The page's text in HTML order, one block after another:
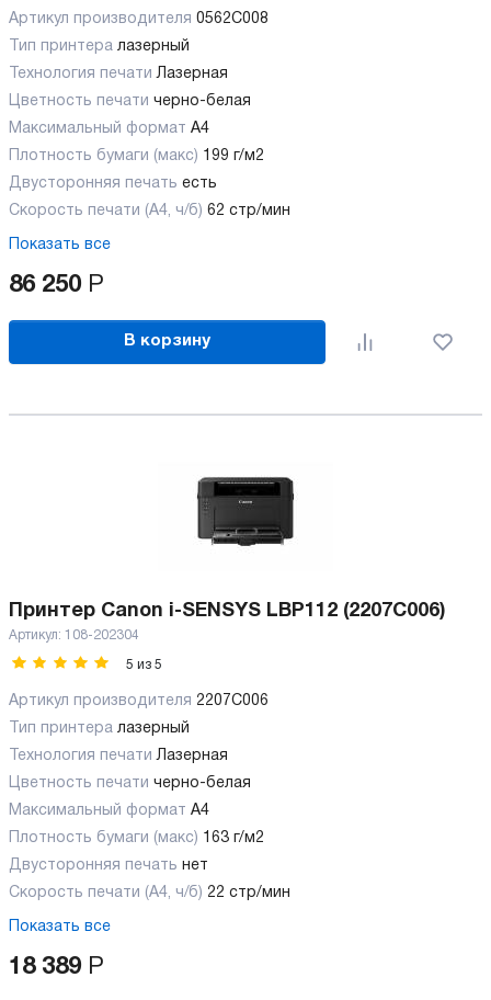
Артикул производителя 0562C008
Тип принтера лазерный
Технология печати Лазерная
Цветность печати черно-белая
Максимальный формат А4
Плотность бумаги (макс) 199 г/м2
Двусторонняя печать есть
Скорость печати (А4, ч/б) 62 стр/мин
Показать все
86 250 Р
В корзину
Принтер Canon i-SENSYS LBP112 (2207C006)
Артикул: 108-202304
5 из 5
Артикул производителя 2207C006
Тип принтера лазерный
Технология печати Лазерная
Цветность печати черно-белая
Максимальный формат А4
Плотность бумаги (макс) 163 г/м2
Двусторонняя печать нет
Скорость печати (А4, ч/б) 22 стр/мин
Показать все
18 389 Р